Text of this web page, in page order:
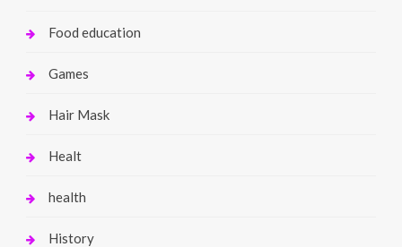
Food education
Games
Hair Mask
Healt
health
History